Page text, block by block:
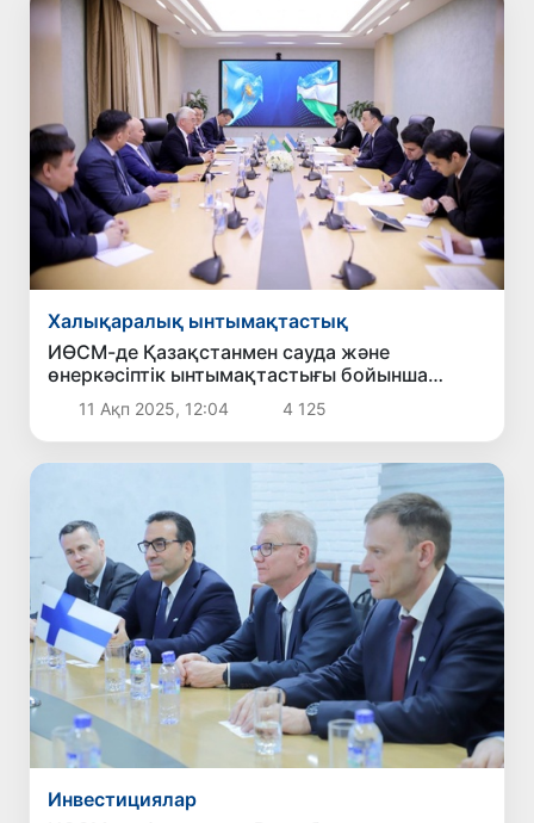
Халықаралық ынтымақтастық
ИӨСМ-де Қазақстанмен сауда және
өнеркәсіптік ынтымақтастығы бойынша
жоспарлар үйлестірілді
11 Ақп 2025, 12:04 4 125
Инвестициялар